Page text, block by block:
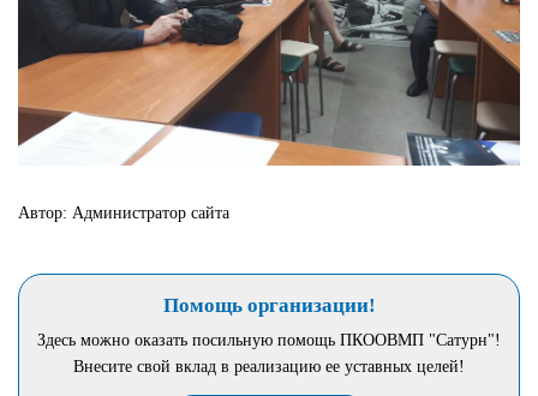
Автор: Администратор сайта
Помощь организации!
Здесь можно оказать посильную помощь ПКООВМП "Сатурн"!
Внесите свой вклад в реализацию ее уставных целей!